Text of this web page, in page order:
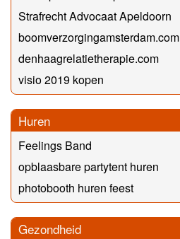
Strafrecht Advocaat Apeldoorn
boomverzorgingamsterdam.com
denhaagrelatietherapie.com
visio 2019 kopen
Huren
Feelings Band
opblaasbare partytent huren
photobooth huren feest
Gezondheid